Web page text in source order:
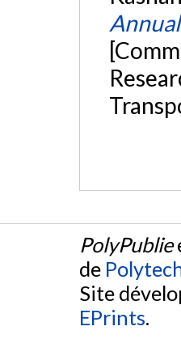
PolyPublie
de
Site
EPrints.